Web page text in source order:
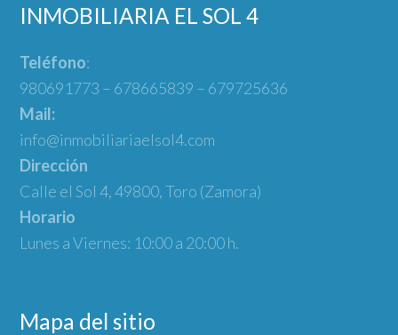
INMOBILIARIA EL SOL 4
Teléfono:
980691773 – 678665839 – 679725636
Mail:
info@inmobiliariaelsol4.com
Dirección
Calle el Sol 4, 49800, Toro (Zamora)
Horario
Lunes a Viernes: 10:00 a 20:00 h.
Mapa del sitio